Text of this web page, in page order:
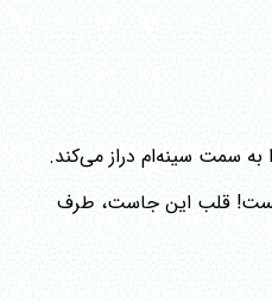
سمت سینه‌ام دراز می‌کند.
قلب این جاست، طرف